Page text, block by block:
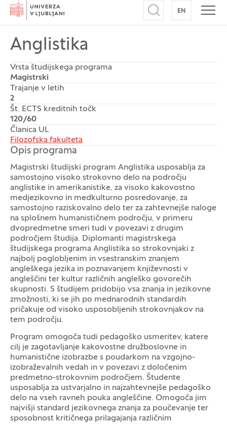
Domov
Odpri iskalnik
EN NA
Anglistika
Vrsta študijskega programa
Magistrski
Trajanje v letih
2
Št. ECTS kreditnih točk
120/60
Članica UL
Filozofska fakulteta
Opis programa
Magistrski študijski program Anglistika usposablja za
samostojno visoko strokovno delo na področju
anglistike in amerikanistike, za visoko kakovostno
medjezikovno in medkulturno posredovanje, za
samostojno raziskovalno delo ter za zahtevnejše naloge
na splošnem humanističnem področju, v primeru
dvopredmetne smeri tudi v povezavi z drugim
področjem študija. Diplomanti magistrskega
študijskega programa Anglistika so strokovnjaki z
najbolj poglobljenim in vsestranskim znanjem
angleškega jezika in poznavanjem književnosti v
angleščini ter kultur različnih angleško govorečih
skupnosti. S študijem pridobijo vsa znanja in jezikovne
zmožnosti, ki se jih po mednarodnih standardih
pričakuje od visoko usposobljenih strokovnjakov na
tem področju.
Program omogoča tudi pedagoško usmeritev, katere
cilj je zagotavljanje kakovostne družboslovne in
humanistične izobrazbe s poudarkom na vzgojno-
izobraževalnih vedah in v povezavi z določenim
predmetno-strokovnim področjem. Študente
usposablja za ustvarjalno in najzahtevnejše pedagoško
delo na vseh ravneh pouka angleščine. Omogoča jim
najvišji standard jezikovnega znanja za poučevanje ter
sposobnost kritičnega prilagajanja različnim